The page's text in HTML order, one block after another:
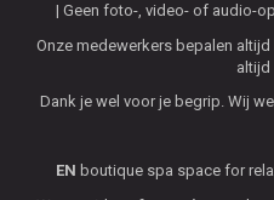
Geen foto-, video- of audio-
Onze medewerkers bepalen altijd
altijd
Dank je wel voor je begrip. Wij
EN boutique spa space for